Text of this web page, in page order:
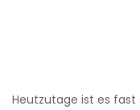
Heutzutage ist es fast